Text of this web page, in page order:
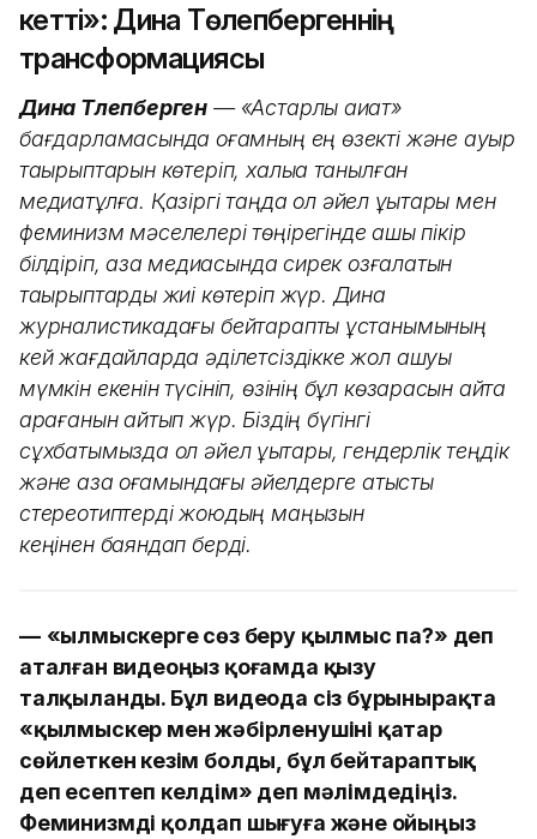
кетті»: Дина Төлепбергеннің
трансформациясы
Дина Төлепберген — «Астарлы ақиқат»
бағдарламасында қоғамның ең өзекті және ауыр
тақырыптарын көтеріп, халыққа танылған
медиатұлға. Қазіргі таңда ол әйел құқықтары мен
феминизм мәселелері төңірегінде ашық пікір
білдіріп, қазақ медиасында сирек қозғалатын
тақырыптарды жиі көтеріп жүр. Дина
журналистикадағы бейтараптық ұстанымының
кей жағдайларда әділетсіздікке жол ашуы
мүмкін екенін түсініп, өзінің бұл көзқарасын қайта
қарағанын айтып жүр. Біздің бүгінгі
сұхбатымызда ол әйел құқықтары, гендерлік теңдік
және қазақ қоғамындағы әйелдерге қатысты
стереотиптерді жоюдың маңызын
кеңінен баяндап берді.
— «Қылмыскерге сөз беру қылмыс па?» деп
аталған видеоңыз қоғамда қызу
талқыланды. Бұл видеода сіз бұрынырақта
«қылмыскер мен жәбірленушіні қатар
сөйлеткен кезім болды, бұл бейтараптық
деп есептеп келдім» деп мәлімдедіңіз.
Феминизмді қолдап шығуға және ойыңыз